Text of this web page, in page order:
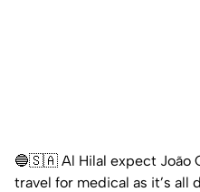
🔵🇸🇦 Al Hilal expect João
travel for medical as it’s all